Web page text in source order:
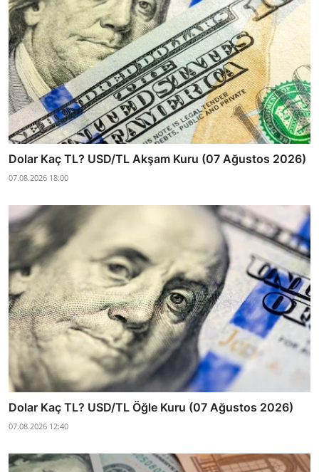
Dolar Kaç TL? USD/TL Akşam Kuru (07 Ağustos 2026)
07.08.2026 18:00
Dolar Kaç TL? USD/TL Öğle Kuru (07 Ağustos 2026)
07.08.2026 12:40